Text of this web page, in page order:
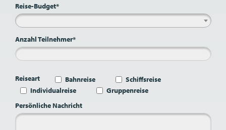
Reise-Budget*
Anzahl Teilnehmer*
Reiseart Bahnreise
Schiffsreise
Individualreise
Gruppenreise
Persönliche Nachricht